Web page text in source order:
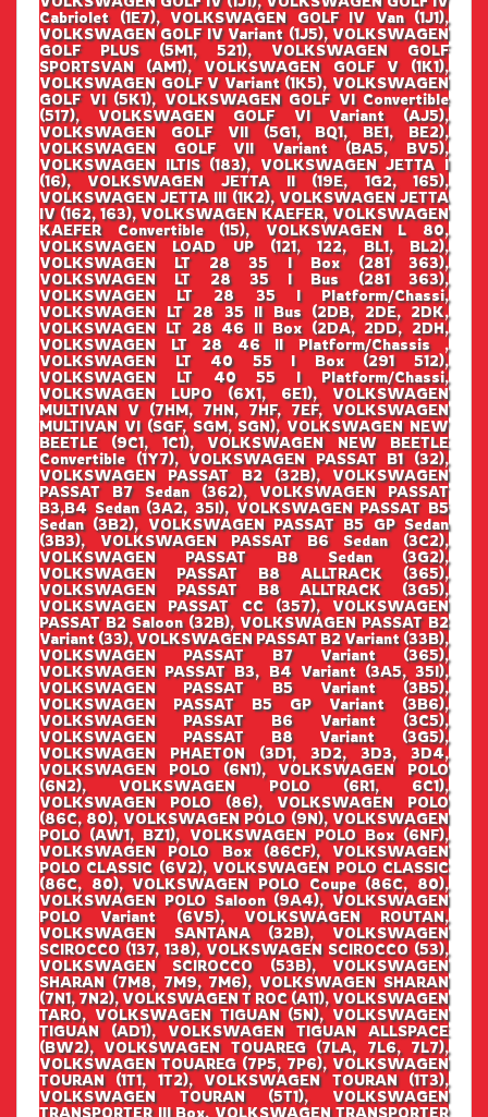
Cabriolet (1E7), VOLKSWAGEN GOLF IV Van (1J1),
VOLKSWAGEN GOLF IV Variant (1J5), VOLKSWAGEN
GOLF PLUS (5M1, 521), VOLKSWAGEN GOLF
SPORTSVAN (AM1), VOLKSWAGEN GOLF V (1K1),
VOLKSWAGEN GOLF V Variant (1K5), VOLKSWAGEN
GOLF VI (5K1), VOLKSWAGEN GOLF VI Convertible
(517), VOLKSWAGEN GOLF VI Variant (AJ5),
VOLKSWAGEN GOLF VII (5G1, BQ1, BE1, BE2),
VOLKSWAGEN GOLF VII Variant (BA5, BV5),
VOLKSWAGEN ILTIS (183), VOLKSWAGEN JETTA I
(16), VOLKSWAGEN JETTA II (19E, 1G2, 165),
VOLKSWAGEN JETTA III (1K2), VOLKSWAGEN JETTA
IV (162, 163), VOLKSWAGEN KAEFER, VOLKSWAGEN
KAEFER Convertible (15), VOLKSWAGEN L 80,
VOLKSWAGEN LOAD UP (121, 122, BL1, BL2),
VOLKSWAGEN LT 28 35 I Box (281 363),
VOLKSWAGEN LT 28 35 I Bus (281 363),
VOLKSWAGEN LT 28 35 I Platform/Chassi,
VOLKSWAGEN LT 28 35 II Bus (2DB, 2DE, 2DK,
VOLKSWAGEN LT 28 46 II Box (2DA, 2DD, 2DH,
VOLKSWAGEN LT 28 46 II Platform/Chassis ,
VOLKSWAGEN LT 40 55 I Box (291 512),
VOLKSWAGEN LT 40 55 I Platform/Chassi,
VOLKSWAGEN LUPO (6X1, 6E1), VOLKSWAGEN
MULTIVAN V (7HM, 7HN, 7HF, 7EF, VOLKSWAGEN
MULTIVAN VI (SGF, SGM, SGN), VOLKSWAGEN NEW
BEETLE (9C1, 1C1), VOLKSWAGEN NEW BEETLE
Convertible (1Y7), VOLKSWAGEN PASSAT B1 (32),
VOLKSWAGEN PASSAT B2 (32B), VOLKSWAGEN
PASSAT B7 Sedan (362), VOLKSWAGEN PASSAT
B3,B4 Sedan (3A2, 35I), VOLKSWAGEN PASSAT B5
Sedan (3B2), VOLKSWAGEN PASSAT B5 GP Sedan
(3B3), VOLKSWAGEN PASSAT B6 Sedan (3C2),
VOLKSWAGEN PASSAT B8 Sedan (3G2),
VOLKSWAGEN PASSAT B8 ALLTRACK (365),
VOLKSWAGEN PASSAT B8 ALLTRACK (3G5),
VOLKSWAGEN PASSAT CC (357), VOLKSWAGEN
PASSAT B2 Saloon (32B), VOLKSWAGEN PASSAT B2
Variant (33), VOLKSWAGEN PASSAT B2 Variant (33B),
VOLKSWAGEN PASSAT B7 Variant (365),
VOLKSWAGEN PASSAT B3, B4 Variant (3A5, 35I),
VOLKSWAGEN PASSAT B5 Variant (3B5),
VOLKSWAGEN PASSAT B5 GP Variant (3B6),
VOLKSWAGEN PASSAT B6 Variant (3C5),
VOLKSWAGEN PASSAT B8 Variant (3G5),
VOLKSWAGEN PHAETON (3D1, 3D2, 3D3, 3D4,
VOLKSWAGEN POLO (6N1), VOLKSWAGEN POLO
(6N2), VOLKSWAGEN POLO (6R1, 6C1),
VOLKSWAGEN POLO (86), VOLKSWAGEN POLO
(86C, 80), VOLKSWAGEN POLO (9N), VOLKSWAGEN
POLO (AW1, BZ1), VOLKSWAGEN POLO Box (6NF),
VOLKSWAGEN POLO Box (86CF), VOLKSWAGEN
POLO CLASSIC (6V2), VOLKSWAGEN POLO CLASSIC
(86C, 80), VOLKSWAGEN POLO Coupe (86C, 80),
VOLKSWAGEN POLO Saloon (9A4), VOLKSWAGEN
POLO Variant (6V5), VOLKSWAGEN ROUTAN,
VOLKSWAGEN SANTANA (32B), VOLKSWAGEN
SCIROCCO (137, 138), VOLKSWAGEN SCIROCCO (53),
VOLKSWAGEN SCIROCCO (53B), VOLKSWAGEN
SHARAN (7M8, 7M9, 7M6), VOLKSWAGEN SHARAN
(7N1, 7N2), VOLKSWAGEN T ROC (A11), VOLKSWAGEN
TARO, VOLKSWAGEN TIGUAN (5N), VOLKSWAGEN
TIGUAN (AD1), VOLKSWAGEN TIGUAN ALLSPACE
(BW2), VOLKSWAGEN TOUAREG (7LA, 7L6, 7L7),
VOLKSWAGEN TOUAREG (7P5, 7P6), VOLKSWAGEN
TOURAN (1T1, 1T2), VOLKSWAGEN TOURAN (1T3),
VOLKSWAGEN TOURAN (5T1), VOLKSWAGEN
TRANSPORTER III Box, VOLKSWAGEN TRANSPORTER